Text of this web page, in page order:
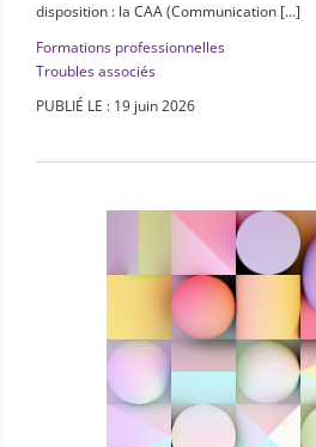
disposition : la CAA (Communication […]
Formations professionnelles
Troubles associés
PUBLIÉ LE : 19 juin 2026